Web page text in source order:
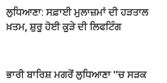
ਲੁਧਿਆਣਾ: ਸਫ਼ਾਈ ਮੁਲਾਜ਼ਮਾਂ ਦੀ ਹੜਤਾਲ
ਖ਼ਤਮ, ਸ਼ੁਰੂ ਹੋਈ ਕੂੜੇ ਦੀ ਲਿਫਟਿੰਗ
ਭਾਰੀ ਬਾਰਿਸ਼ ਮਗਰੋਂ ਲੁਧਿਆਣਾ ''ਚ ਸੜਕ